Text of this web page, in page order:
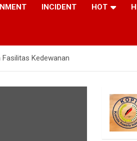
INCIDENT HOT
Kedewanan